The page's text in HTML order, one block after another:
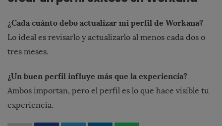
¿Cada cuánto debo actualizar mi perfil de Workana?
Lo ideal es revisarlo y actualizarlo al menos cada dos o
tres meses.
¿Un buen perfil influye más que la experiencia?
Ambos importan, pero el perfil es lo que hace visible tu
experiencia.